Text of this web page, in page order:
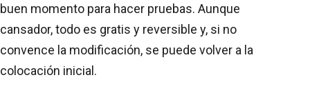
buen momento para hacer pruebas. Aunque
cansador, todo es gratis y reversible y, si no
convence la modificación, se puede volver a la
colocación inicial.